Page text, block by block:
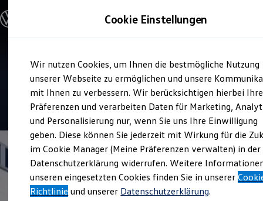
Hauptinhalt
springen
Footer
springen
Modelle & Konfigurator
Nutzfahrzeugkategorien entdecken
Modelle konfigurieren
Vorgängermodelle und Oldtimer
Vorgängermodelle
Oldtimer
Bulli Historie
Branchenlösungen & Gewerbekunden
Umbaulösungen und Hersteller finden
Auf- und Umbauten entdecken & konfigurieren
Groß- und Sonderkunden
Großkunden
Kommunen & Behörden
Journalisten
Sportvereine
Branchenlösungen
Service
Autohaus Schneider
4.7| 56 Bewertungen
Cookie Einstellungen
Wir nutzen Cookies, um Ihnen die bestmögliche Nutzung
unserer Webseite zu ermöglichen und unsere
mit Ihnen zu verbessern. Wir berücksichtigen hierbei Ihre
Präferenzen und verarbeiten Daten für Marketing,
und Personalisierung nur, wenn Sie uns Ihre Einwilligung
geben. Diese können Sie jederzeit mit Wirkung für die
im Cookie Manager (Meine Präferenzen verwalten) in der
Datenschutzerklärung widerrufen. Weitere
unseren eingesetzten Cookies finden Sie in unserer
Richtlinie und unserer Datenschutzerklärung.